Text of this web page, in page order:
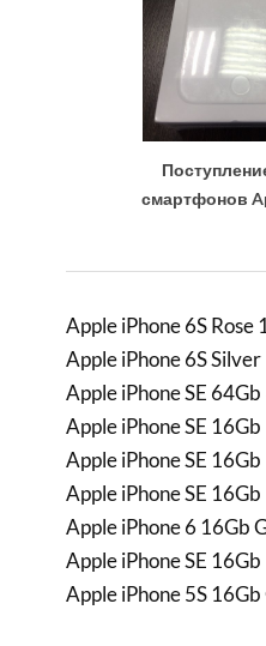
смартфонов
Apple iPhone 6S
Apple iPhone 6S
Apple iPhone SE
Apple iPhone SE
Apple iPhone SE
Apple iPhone SE
Apple iPhone 6 16Gb
Apple iPhone SE
Apple iPhone 5S